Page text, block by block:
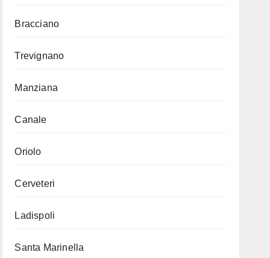
Bracciano
Trevignano
Manziana
Canale
Oriolo
Cerveteri
Ladispoli
Santa Marinella